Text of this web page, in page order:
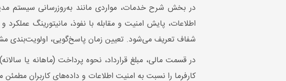
در بخش شرح خدمات، مواردی مانند به‌روزرسانی سیستم
اطلاعات، پایش امنیت و مقابله با نفوذ، مانیتورینگ
شفاف تعریف می‌شود. تعیین زمان پاسخ‌گویی، اولویت‌بندی
در قسمت مالی، مبلغ قرارداد، نحوه پرداخت (ماهانه یا
کارفرما را نسبت به امنیت اطلاعات و داده‌های کاربران